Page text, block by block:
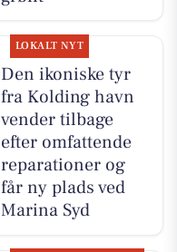
LOKALT NYT
Den ikoniske tyr
fra Kolding havn
vender tilbage
efter omfattende
reparationer og
får ny plads ved
Marina Syd